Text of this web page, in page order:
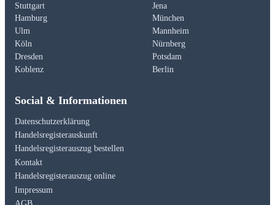
Stuttgart
Jena
Hamburg
München
Ulm
Mannheim
Köln
Nürnberg
Dresden
Potsdam
Koblenz
Berlin
Social & Informationen
Datenschutzerklärung
Handelsregisterauskunft
Handelsregisterauszug bestellen
Kontakt
Handelsregisterauszug online
Impressum